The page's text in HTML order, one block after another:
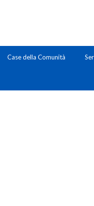
Case della Comunità